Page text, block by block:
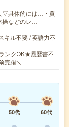
▽具体的には…・買
操などのレ…
キル不要 / 英語力不
ンクOK★履歴書不
完備＼…
50代
60代